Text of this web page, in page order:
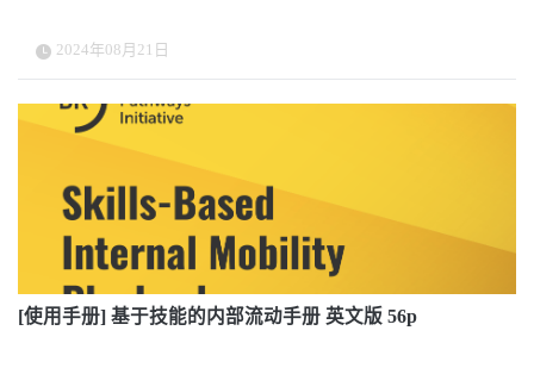
系统、引入自动化和AI技术，以及优化跨部门协作，来增强薪酬管
理的战略影响力，推动企业在竞争激烈的市场中脱颖而出。 这份报
告分析了全球薪酬管理的战略转型，强调了薪酬管理从后台操作走
向战略核心的重要性。报告指出，许多企业的薪酬系统仍然停留在
价值，但实际操作中，薪酬部门仍然被繁琐的手工任务束缚，无法
提供有力的战略见解。 整合不足：71%的企业声称其薪酬系统已经
整合，但大多数情况下，HR和薪酬数据源仍然分散在多个系统中，
导致数据处理复杂且易出错。 适应性要求：随着全球业务环境的快
速变化，薪酬管理必须具备高度的灵活性和适应性。然而，99.7%的
企业表示其薪酬供应商在支持国际业务扩展方面仍有提升空间。 AI
2024年08月21日
[使用手册] 基于技能的内部流动手册 英文版 56p